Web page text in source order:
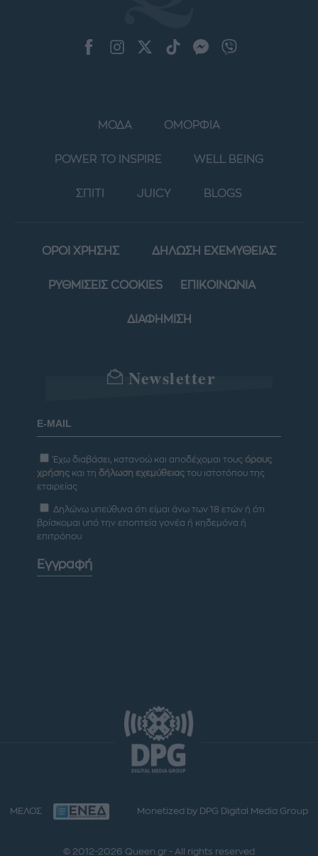
ΜΟΔΑ ΟΜΟΡΦΙΑ
POWER TO INSPIRE WELL BEING
ΣΠΙΤΙ JUICY BLOGS
ΟΡΟΙ ΧΡΗΣΗΣ ΔΗΛΩΣΗ ΕΧΕΜΥΘΕΙΑΣ
ΡΥΘΜΙΣΕΙΣ COOKIES ΕΠΙΚΟΙΝΩΝΙΑ
ΔΙΑΦΗΜΙΣΗ
Newsletter
Έχω διαβάσει, κατανοώ και αποδέχομαι τους όρους
χρήσης και τη δήλωση εχεμύθειας του ιστοτόπου της
εταιρείας
Δηλώνω υπεύθυνα ότι είμαι άνω των 18 ετών ή ότι
βρίσκομαι υπό την εποπτεία γονέα ή κηδεμόνα ή
επιτρόπου
Εγγραφή
ΜΕΛΟΣ Monetized by DPG Digital Media Group
© 2012-2026 Queen.gr - All rights reserved